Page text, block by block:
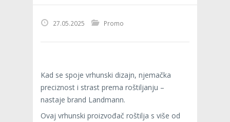
27.05.2025 Promo
Kad se spoje vrhunski dizajn, njemačka
preciznost i strast prema roštiljanju –
nastaje brand Landmann.
Ovaj vrhunski proizvođač roštilja s više od